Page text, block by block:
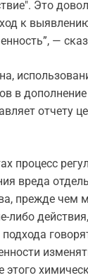
Это
к
—
в
отчету
процесс
вреда
прежде чем
либо
этого